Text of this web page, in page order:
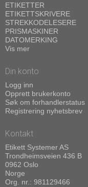
ETIKETTER
ETIKETTSKRIVERE
STREKKODELESERE
PRISMASKINER
DATOMERKING
Vis mer
Din konto
Logg inn
Opprett brukerkonto
Søk om forhandlerstatus
Registrering nyhetsbrev
Kontakt
Etikett Systemer AS
Trondheimsveien 436 B
0962 Oslo
Norge
Org. nr.: 981129466